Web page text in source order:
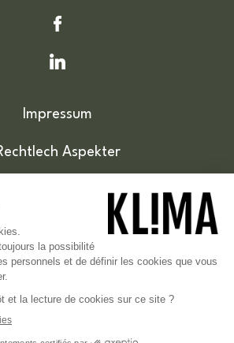
Impressum
Aspekter
Zougänglechkeet
sur un hébergement vert